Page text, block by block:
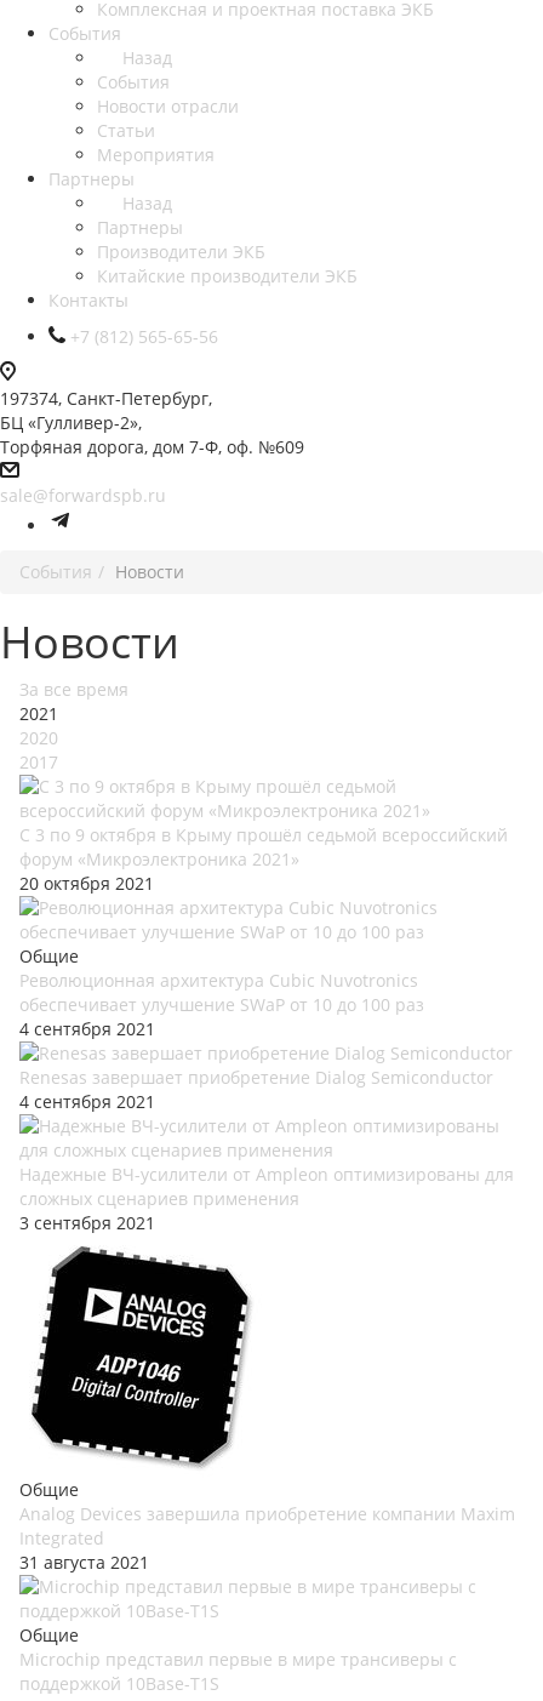
Комплексная и проектная поставка ЭКБ
События
Назад
События
Новости отрасли
Статьи
Мероприятия
Партнеры
Назад
Партнеры
Производители ЭКБ
Китайские производители ЭКБ
Контакты
+7 (812) 565-65-56
197374, Санкт-Петербург,
БЦ «Гулливер-2»,
Торфяная дорога, дом 7-Ф, оф. №609
sale@forwardspb.ru
События Новости
Новости
За все время
2021
2020
2017
С 3 по 9 октября в Крыму прошёл седьмой всероссийский
форум «Микроэлектроника 2021»
20 октября 2021
Общие
Революционная архитектура Cubic Nuvotronics
обеспечивает улучшение SWaP от 10 до 100 раз
4 сентября 2021
Renesas завершает приобретение Dialog Semiconductor
4 сентября 2021
Надежные ВЧ-усилители от Ampleon оптимизированы для
сложных сценариев применения
3 сентября 2021
Общие
Analog Devices завершила приобретение компании Maxim
Integrated
31 августа 2021
Общие
Microchip представил первые в мире трансиверы с
поддержкой 10Base-T1S